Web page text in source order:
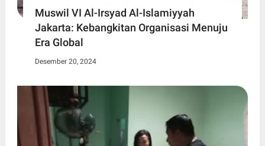
Muswil VI Al-Irsyad Al-Islamiyyah
Jakarta: Kebangkitan Organisasi Menuju
Era Global
Desember 20, 2024